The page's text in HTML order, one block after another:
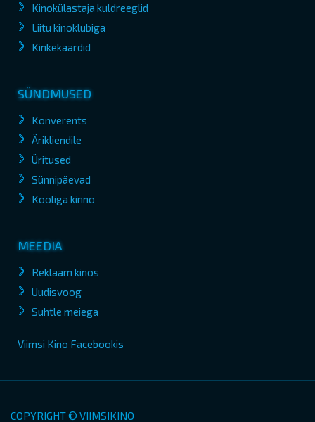
Kinokülastaja kuldreeglid
Liitu kinoklubiga
Kinkekaardid
SÜNDMUSED
Konverents
Ärikliendile
Üritused
Sünnipäevad
Kooliga kinno
MEEDIA
Reklaam kinos
Uudisvoog
Suhtle meiega
Viimsi Kino Facebookis
COPYRIGHT © VIIMSIKINO